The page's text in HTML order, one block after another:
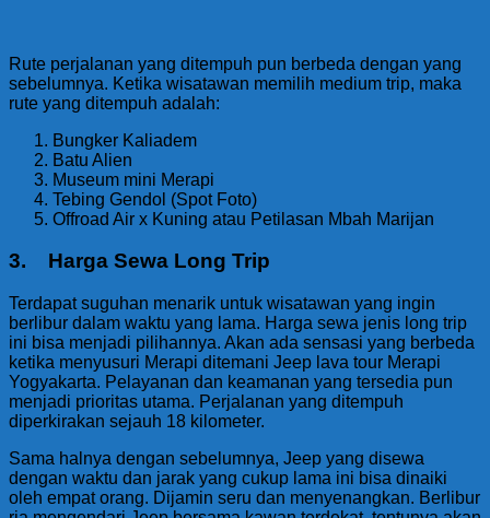
Rute perjalanan yang ditempuh pun berbeda dengan yang
sebelumnya. Ketika wisatawan memilih medium trip, maka
rute yang ditempuh adalah:
Bungker Kaliadem
Batu Alien
Museum mini Merapi
Tebing Gendol (Spot Foto)
Offroad Air x Kuning atau Petilasan Mbah Marijan
3. Harga Sewa Long Trip
Terdapat suguhan menarik untuk wisatawan yang ingin
berlibur dalam waktu yang lama. Harga sewa jenis long trip
ini bisa menjadi pilihannya. Akan ada sensasi yang berbeda
ketika menyusuri Merapi ditemani Jeep lava tour Merapi
Yogyakarta. Pelayanan dan keamanan yang tersedia pun
menjadi prioritas utama. Perjalanan yang ditempuh
diperkirakan sejauh 18 kilometer.
Sama halnya dengan sebelumnya, Jeep yang disewa
dengan waktu dan jarak yang cukup lama ini bisa dinaiki
oleh empat orang. Dijamin seru dan menyenangkan. Berlibur